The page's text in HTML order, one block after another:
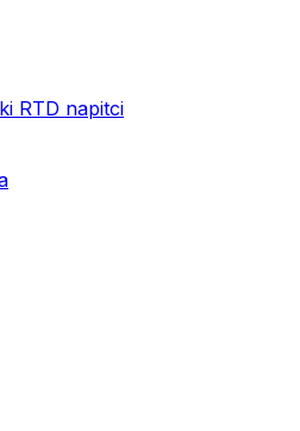
RTD napitci